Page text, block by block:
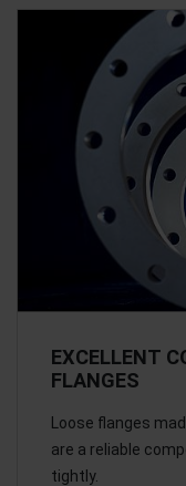
EXCELLENT
FLANGES
Loose flanges
are a reliable
tightly.